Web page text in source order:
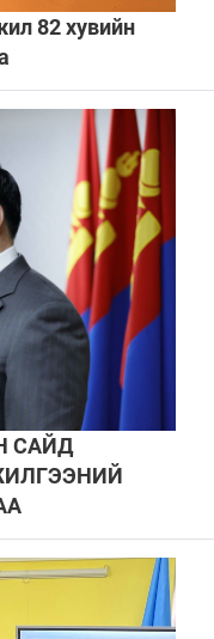
82 хувийн
САЙД